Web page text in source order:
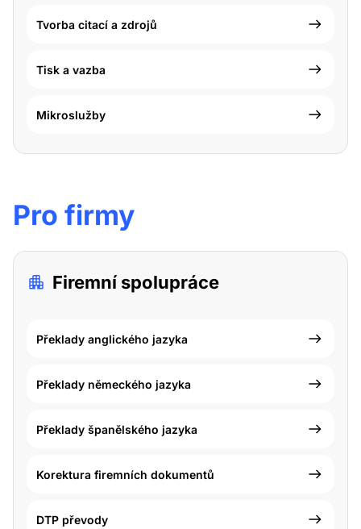
Tvorba citací a zdrojů
Tisk a vazba
Mikroslužby
Pro firmy
Firemní spolupráce
Překlady anglického jazyka
Překlady německého jazyka
Překlady španělského jazyka
Korektura firemních dokumentů
DTP převody